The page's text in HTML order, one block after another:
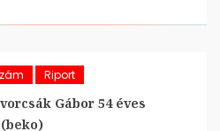
Riport
Gábor 54 éves
(beko)